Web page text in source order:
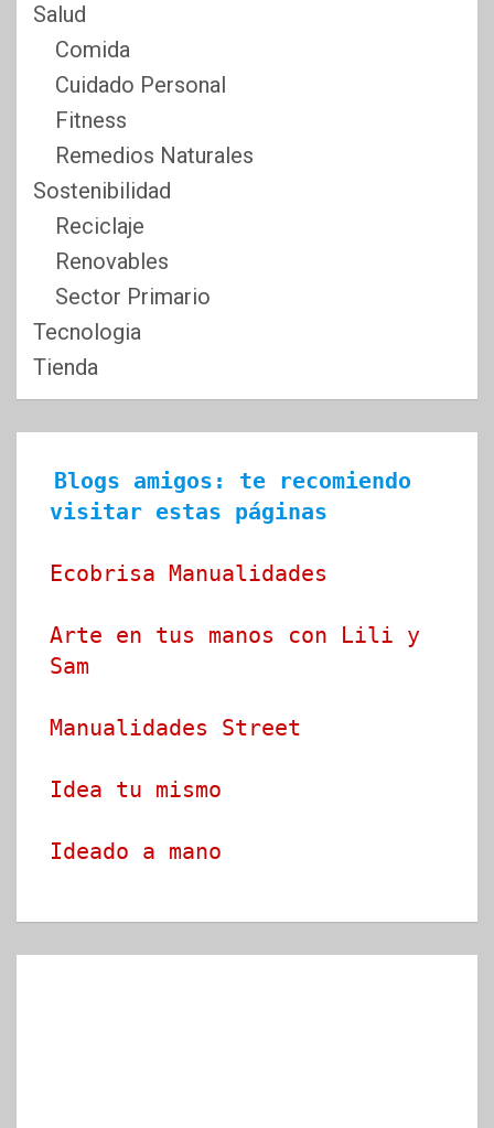
Salud
Comida
Cuidado Personal
Fitness
Remedios Naturales
Sostenibilidad
Reciclaje
Renovables
Sector Primario
Tecnologia
Tienda
Blogs amigos: te recomiendo
visitar estas páginas
Ecobrisa Manualidades
Arte en tus manos con Lili y
Sam
Manualidades Street
Idea tu mismo
Ideado a mano